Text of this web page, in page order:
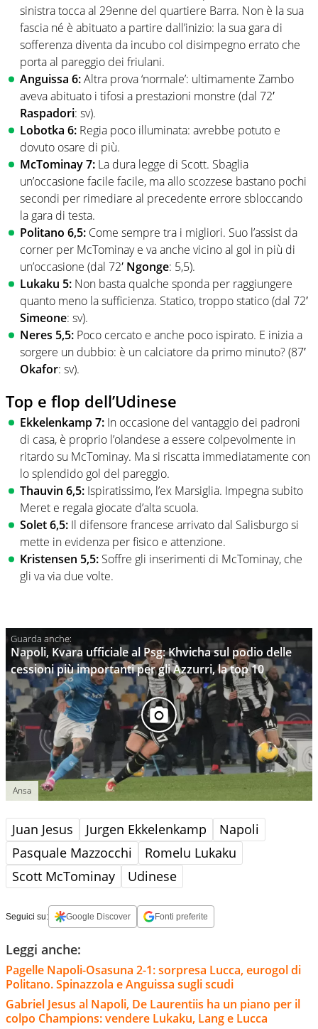
sinistra tocca al 29enne del quartiere Barra. Non è la sua
fascia né è abituato a partire dall’inizio: la sua gara di
sofferenza diventa da incubo col disimpegno errato che
porta al pareggio dei friulani.
Anguissa 6:Altra prova ‘normale’: ultimamente Zambo
aveva abituato i tifosi a prestazioni monstre (dal 72′
Raspadori: sv).
Lobotka 6: Regia poco illuminata: avrebbe potuto e
dovuto osare di più.
McTominay 7: La dura legge di Scott. Sbaglia
un’occasione facile facile, ma allo scozzese bastano pochi
secondi per rimediare al precedente errore sbloccando
la gara di testa.
Politano 6,5: Come sempre tra i migliori. Suo l’assist da
corner per McTominay e va anche vicino al gol in più di
un’occasione (dal 72′ Ngonge: 5,5).
Lukaku 5: Non basta qualche sponda per raggiungere
quanto meno la sufficienza. Statico, troppo statico (dal 72′
Simeone: sv).
Neres 5,5: Poco cercato e anche poco ispirato. E inizia a
sorgere un dubbio: è un calciatore da primo minuto? (87′
Okafor: sv).
Top e flop dell’Udinese
Ekkelenkamp 7: In occasione del vantaggio dei padroni
di casa, è proprio l’olandese a essere colpevolmente in
ritardo su McTominay. Ma si riscatta immediatamente con
lo splendido gol del pareggio.
Thauvin 6,5: Ispiratissimo, l’ex Marsiglia. Impegna subito
Meret e regala giocate d’alta scuola.
Solet 6,5: Il difensore francese arrivato dal Salisburgo si
mette in evidenza per fisico e attenzione.
Kristensen 5,5: Soffre gli inserimenti di McTominay, che
gli va via due volte.
Napoli, Kvara ufficiale al Psg: Khvicha sul podio delle
cessioni più importanti per gli Azzurri, la top 10
Ansa
Juan Jesus Jurgen Ekkelenkamp
Napoli
Pasquale Mazzocchi
Romelu Lukaku
Scott McTominay
Udinese
Seguici su: Google Discover Fonti preferite
Leggi anche:
Pagelle Napoli-Osasuna 2-1: sorpresa Lucca, eurogol di
Politano. Spinazzola e Anguissa sugli scudi
Gabriel Jesus al Napoli, De Laurentiis ha un piano per il
colpo Champions: vendere Lukaku, Lang e Lucca